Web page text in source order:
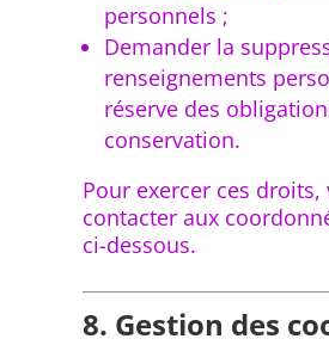
personnels ;
Demander la
renseignements
réserve des
conservation.
Pour exercer ces droits,
contacter aux
ci-dessous.
8. Gestion des